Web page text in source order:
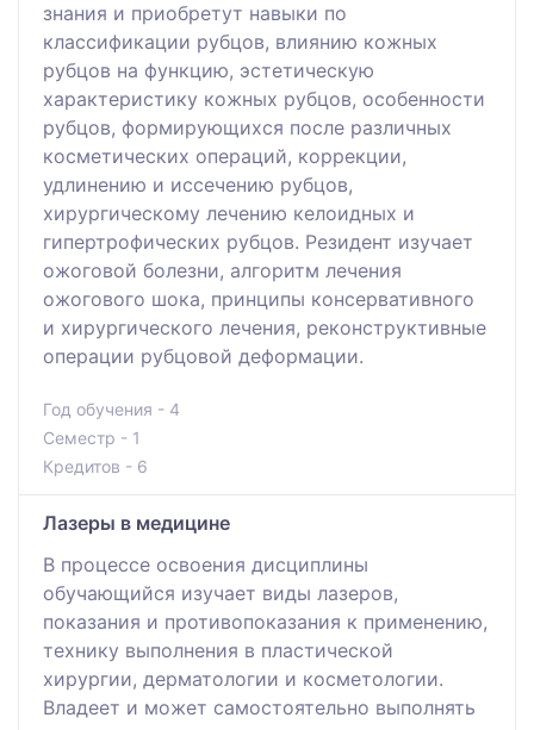
знания и приобретут навыки по
классификации рубцов, влиянию кожных
рубцов на функцию, эстетическую
характеристику кожных рубцов, особенности
рубцов, формирующихся после различных
косметических операций, коррекции,
удлинению и иссечению рубцов,
хирургическому лечению келоидных и
гипертрофических рубцов. Резидент изучает
ожоговой болезни, алгоритм лечения
ожогового шока, принципы консервативного
и хирургического лечения, реконструктивные
операции рубцовой деформации.
Год обучения - 4
Семестр - 1
Кредитов - 6
Лазеры в медицине
В процессе освоения дисциплины
обучающийся изучает виды лазеров,
показания и противопоказания к применению,
технику выполнения в пластической
хирургии, дерматологии и косметологии.
Владеет и может самостоятельно выполнять